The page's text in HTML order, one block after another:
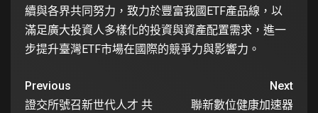
續與各界共同努力，致力於豐富我國ETF產品線，以
滿足廣大投資人多樣化的投資與資產配置需求，進一
步提升臺灣ETF市場在國際的競爭力與影響力。
Previous
證交所號召新世代人才 共
Next
聯新數位健康加速器